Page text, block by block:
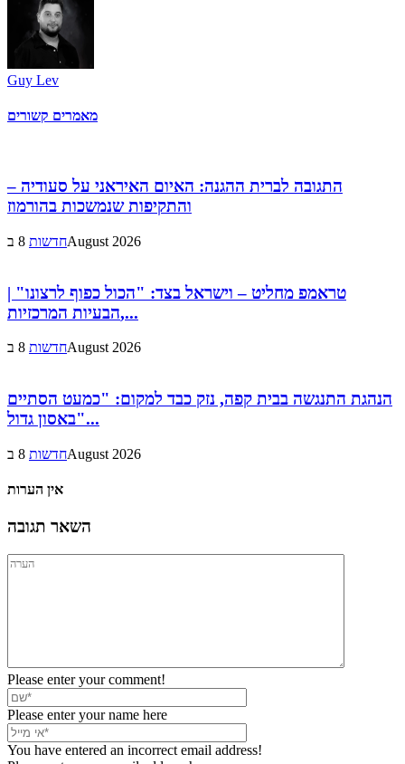
Guy Lev
מאמרים קשורים
התגובה לברית ההגנה: האיום האיראני על סעודיה –
והתקיפות שנמשכות בהורמוז
חדשות8 בAugust 2026
טראמפ מחליט – וישראל בצד: "הכול כפוף לרצונו" |
הבעיות המרכזיות,...
חדשות8 בAugust 2026
הנהגת התנגשה בבית קפה, נזק כבד למקום: "כמעט הסתיים
באסון גדול"...
חדשות8 בAugust 2026
אין הערות
השאר תגובה
Please enter your comment!
Please enter your name here
You have entered an incorrect email address!